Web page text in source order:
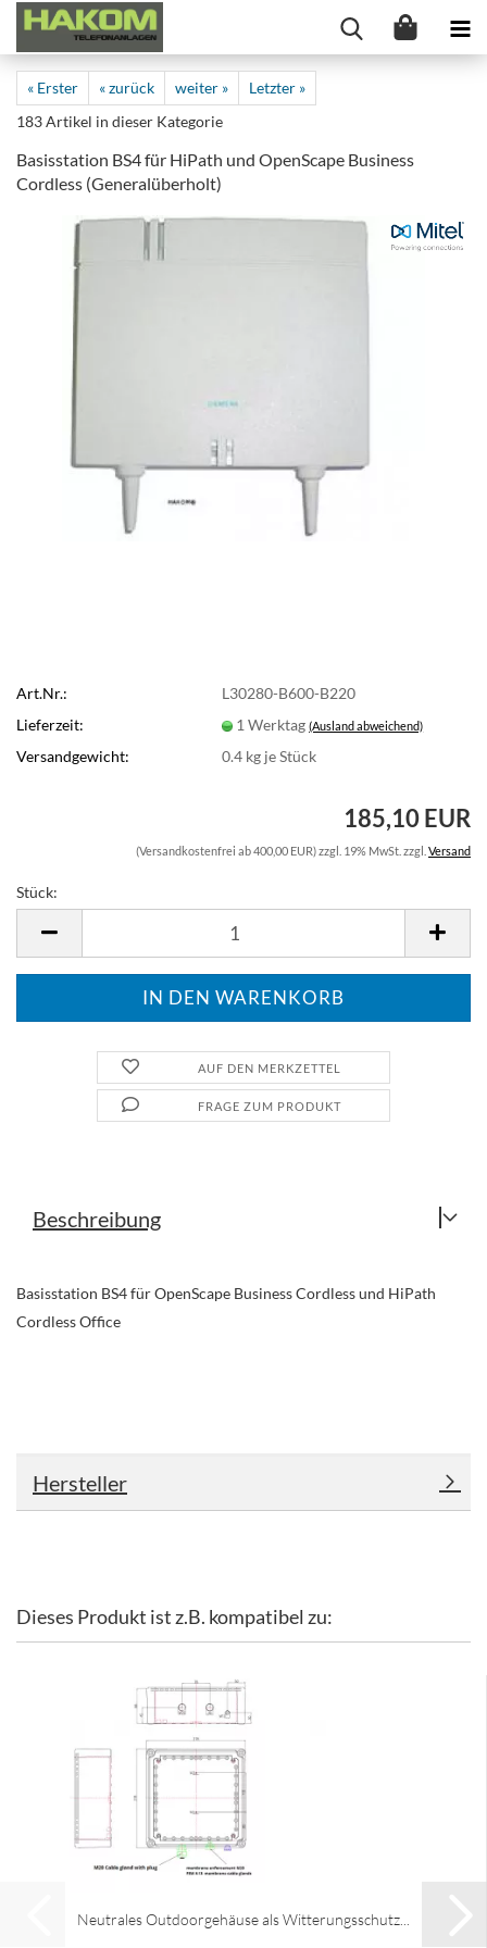
« Erster « zurück weiter »
Letzter »
183Artikel in dieser Kategorie
Basisstation BS4 für HiPath und OpenScape Business
Cordless (Generalüberholt)
Art.Nr.:
L30280-B600-B220
Lieferzeit:
1 Werktag(Ausland abweichend)
Versandgewicht: 0.4 kg je Stück
185,10 EUR
(Versandkostenfrei ab 400,00 EUR) zzgl. 19% MwSt. zzgl. Versand
Stück:
AUF DEN MERKZETTEL
FRAGE ZUM PRODUKT
Beschreibung
Basisstation BS4 für OpenScape Business Cordless und HiPath
Cordless Office
Hersteller
Dieses Produkt ist z.B. kompatibel zu:
Neutrales Outdoorgehäuse als Witterungsschutz...